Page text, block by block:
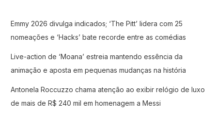
Emmy 2026 divulga indicados; ‘The Pitt’ lidera com 25
nomeações e ‘Hacks’ bate recorde entre as comédias
Live-action de ‘Moana’ estreia mantendo essência da
animação e aposta em pequenas mudanças na história
Antonela Roccuzzo chama atenção ao exibir relógio de luxo
de mais de R$ 240 mil em homenagem a Messi